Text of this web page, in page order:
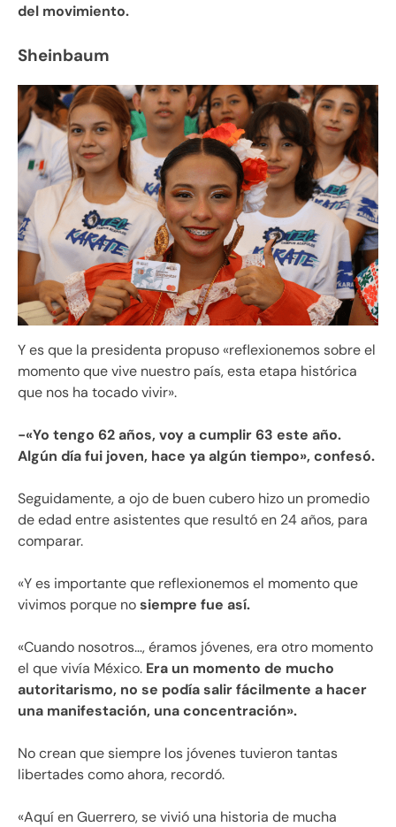
del movimiento.
Sheinbaum
Y es que la presidenta propuso «reflexionemos sobre el
momento que vive nuestro país, esta etapa histórica
que nos ha tocado vivir».
-«Yo tengo 62 años, voy a cumplir 63 este año.
Algún día fui joven, hace ya algún tiempo», confesó.
Seguidamente, a ojo de buen cubero hizo un promedio
de edad entre asistentes que resultó en 24 años, para
comparar.
«Y es importante que reflexionemos el momento que
vivimos porque nosiempre fue así.
«Cuando nosotros…, éramos jóvenes, era otro momento
el que vivía México. Era un momento de mucho
autoritarismo, no se podía salir fácilmente a hacer
una manifestación, una concentración».
No crean que siempre los jóvenes tuvieron tantas
libertades como ahora, recordó.
«Aquí en Guerrero, se vivió una historia de mucha